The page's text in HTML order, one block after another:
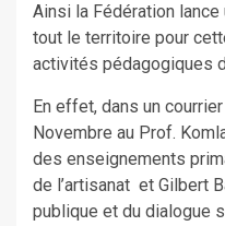
Ainsi la Fédération
tout le territoire pour
activités pédagogiques
En effet, dans un
Novembre au Prof.
des enseignements
de l’artisanat et Gilbert
publique et du dialogue